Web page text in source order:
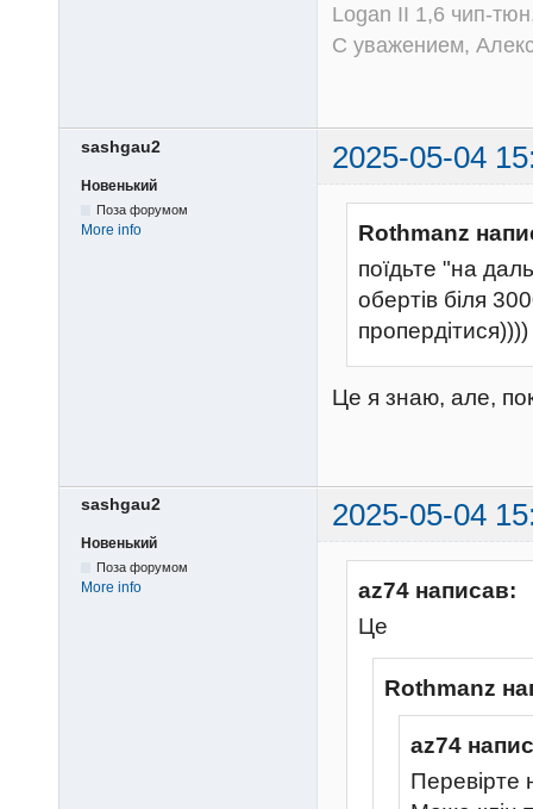
Logan II 1,6 чип-
С уважением,
sashgau2 2025-05-04
Новенький
Поза форумом
More info
Rothmanz
поїдьте "на
обертів біля
пропердітися))))
Це я знаю, але,
sashgau2 2025-05-04
Новенький
Поза форумом
More info
az74 написав:
Це
Rothmanz
az74
Перевірте